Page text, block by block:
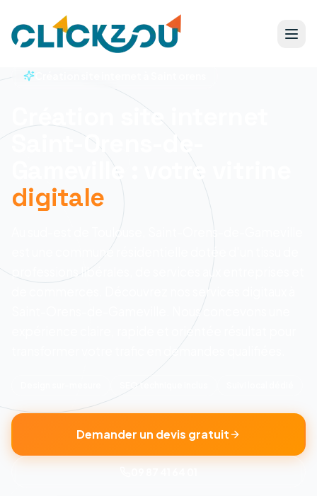
Création site internet
Saint-Orens-de-
Gameville : votre vitrine
digitale
Au sud-est de Toulouse, Saint-Orens-de-Gameville
est une commune résidentielle dotée d'un tissu de
professions libérales, de services aux entreprises et
de commerces. Découvrez nos services digitaux à
Nous concevons une
expérience claire, rapide et orientée résultat pour
transformer votre trafic en demandes qualifiées.
SEO technique inclus
Demander un devis gratuit